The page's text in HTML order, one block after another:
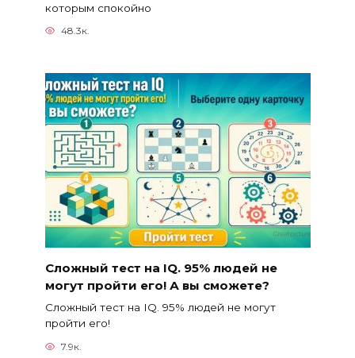
которым спокойно
48.3к.
Сложный тест на IQ. 95% людей не
могут пройти его! А вы сможете?
Сложный тест на IQ. 95% людей не могут
пройти его!
7.9к.